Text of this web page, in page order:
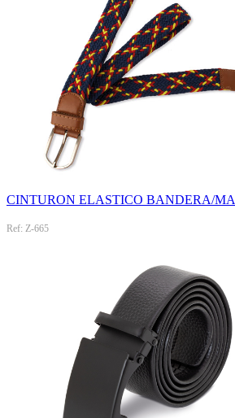
CINTURON ELASTICO BANDERA/MA
Ref: Z-665